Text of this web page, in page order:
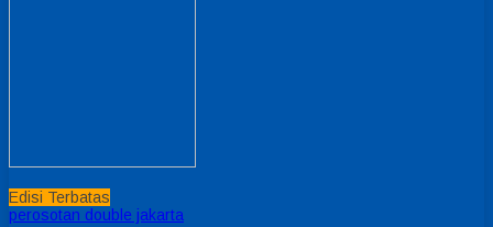
Edisi Terbatas
perosotan double jakarta